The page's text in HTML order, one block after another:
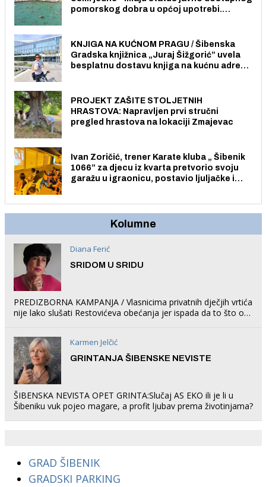
pomorskog dobra u općoj upotrebi.
KNJIGA NA KUĆNOM PRAGU / Šibenska
Gradska knjižnica „Juraj Šižgorić” uvela
besplatnu dostavu knjiga na kućnu adresu
PROJEKT ZAŠITE STOLJETNIH
HRASTOVA: Napravljen prvi stručni
pregled hrastova na lokaciji Zmajevac
Ivan Zoričić, trener Karate kluba „ Šibenik
1066” za djecu iz kvarta pretvorio svoju
garažu u igraonicu, postavio ljuljačke i
Kolumne
Diana Ferić
SRIDOM U SRIDU
PREDIZBORNA KAMPANJA / Vlasnicima privatnih dječjih vrtića
nije lako slušati Restovićeva obećanja jer ispada da to što oni
Karmen Jelčić
GRINTANJA ŠIBENSKE NEVISTE
ŠIBENSKA NEVISTA OPET GRINTA:Slučaj AS EKO ili je li u
Šibeniku vuk pojeo magare, a profit ljubav prema životinjama?
GRAD ŠIBENIK
GRADSKI PARKING